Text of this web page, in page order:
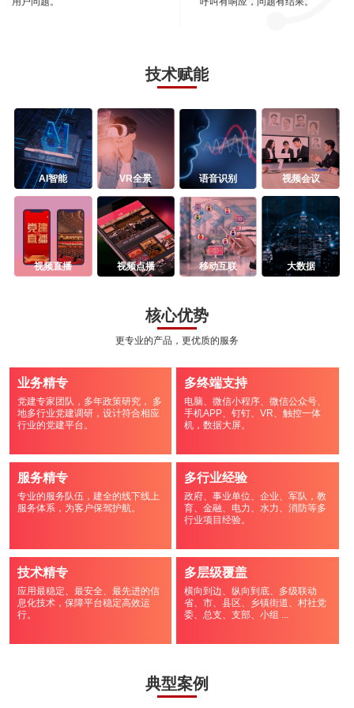
技术赋能
AI智能 VR全景 语音识别 视频会议
视频直播 视频点播 移动互联 大数据
核心优势
更专业的产品，更优质的服务
业务精专
党建专家团队，多年政策研究， 多
地多行业党建调研，设计符合相应
行业的党建平台。
多终端支持
电脑、微信小程序、微信公众号、
手机APP、钉钉、VR、触控一体
机，数据大屏。
服务精专
专业的服务队伍，建全的线下线上
服务体系，为客户保驾护航。
多行业经验
政府、事业单位、企业、军队，教
育、金融、电力、水力、消防等多
行业项目经验。
技术精专
应用最稳定、最安全、最先进的信
息化技术，保障平台稳定高效运
行。
多层级覆盖
横向到边、纵向到底、多级联动
省、市、县区、乡镇街道、村社党
委、总支、支部、小组 ...
典型案例